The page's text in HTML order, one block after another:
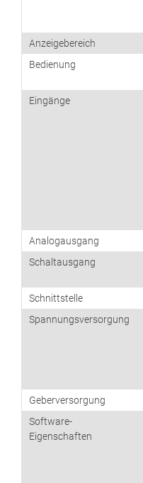
Anzeigebereich
Bedienung
Eingänge
Analogausgang
Schaltausgang
Schnittstelle
Spannungsversorgung
Geberversorgung
Software-
Eigenschaften